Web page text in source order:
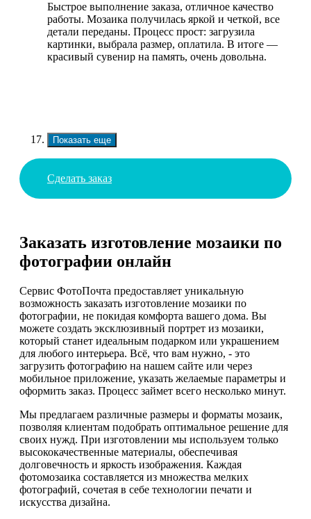
Быстрое выполнение заказа, отличное качество
работы. Мозаика получилась яркой и четкой, все
детали переданы. Процесс прост: загрузила
картинки, выбрала размер, оплатила. В итоге —
красивый сувенир на память, очень довольна.
Показать еще
Сделать заказ
Заказать изготовление мозаики по
фотографии онлайн
Сервис ФотоПочта предоставляет уникальную
возможность заказать изготовление мозаики по
фотографии, не покидая комфорта вашего дома. Вы
можете создать эксклюзивный портрет из мозаики,
который станет идеальным подарком или украшением
для любого интерьера. Всё, что вам нужно, - это
загрузить фотографию на нашем сайте или через
мобильное приложение, указать желаемые параметры и
оформить заказ. Процесс займет всего несколько минут.
Мы предлагаем различные размеры и форматы мозаик,
позволяя клиентам подобрать оптимальное решение для
своих нужд. При изготовлении мы используем только
высококачественные материалы, обеспечивая
долговечность и яркость изображения. Каждая
фотомозаика составляется из множества мелких
фотографий, сочетая в себе технологии печати и
искусства дизайна.